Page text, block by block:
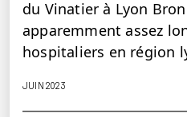
du Vinatier à Lyon
apparemment assez
hospitaliers en région
JUIN 2023